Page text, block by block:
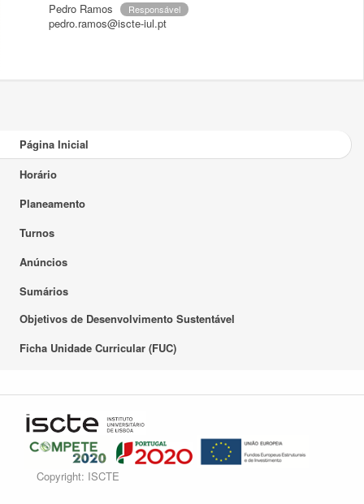
Pedro Ramos Responsável
pedro.ramos@iscte-iul.pt
Página Inicial
Horário
Planeamento
Turnos
Anúncios
Sumários
Objetivos de Desenvolvimento Sustentável
Ficha Unidade Curricular (FUC)
Copyright: ISCTE